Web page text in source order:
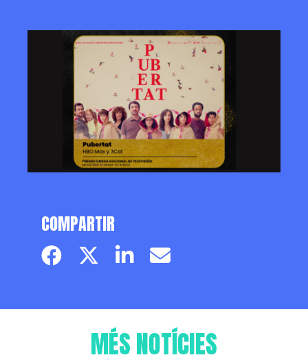
COMPARTIR
Facebook pageTwitter page
LinkedinEmail
MÉS NOTÍCIES